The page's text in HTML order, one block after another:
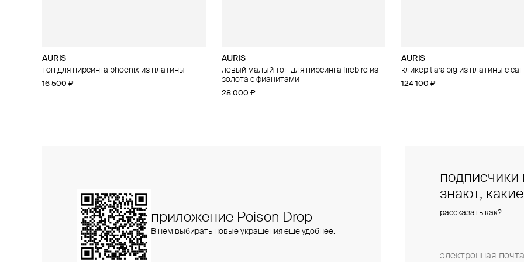
AURIS
топ для пирсинга phoenix из платины
16 500 ₽
AURIS
левый малый топ для пирсинга firebird из
золота с фианитами
28 000 ₽
AURIS
кликер tiara big из платины с
124 100 ₽
AURIS
большой топ для пирсинга threeleaf из
золота с бриллиантами
AURIS
малый топ для пирсинга phoenix из золота
15 400 ₽
AURIS
правый малый топ для
золота с фианитами
подписчики
знают,
рассказать как?
приложение Poison Drop
В нем выбирать новые украшения еще удобнее.